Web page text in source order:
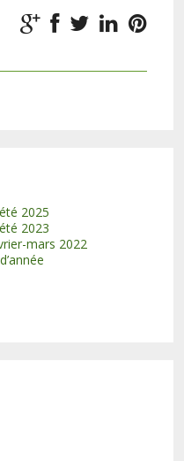
2025
2023
mars 2022